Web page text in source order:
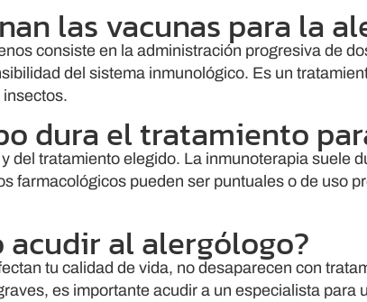
las vacunas para la
consiste en la administración progresiva de
del sistema inmunológico. Es un
dura el tratamiento
del tratamiento elegido. La inmunoterapia suele
farmacológicos pueden ser puntuales o de uso
acudir al alergólogo?
tu calidad de vida, no desaparecen con
es importante acudir a un especialista para